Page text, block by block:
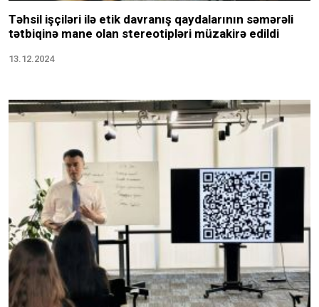
Təhsil işçiləri ilə etik davranış qaydalarının səmərəli
tətbiqinə mane olan stereotipləri müzakirə edildi
13.12.2024